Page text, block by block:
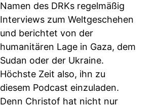
Namen des DRKs regelmäßig
Interviews zum Weltgeschehen
und berichtet von der
humanitären Lage in Gaza, dem
Sudan oder der Ukraine.
Höchste Zeit also, ihn zu
diesem Podcast einzuladen.
Denn Christof hat nicht nur